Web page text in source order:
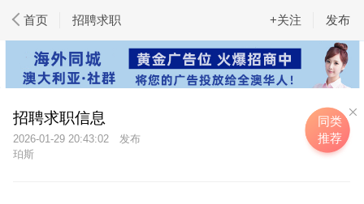
首页 招聘求职 发布
+关注
招聘求职信息
2026-01-29 20:43:02
珀斯
同类
推荐